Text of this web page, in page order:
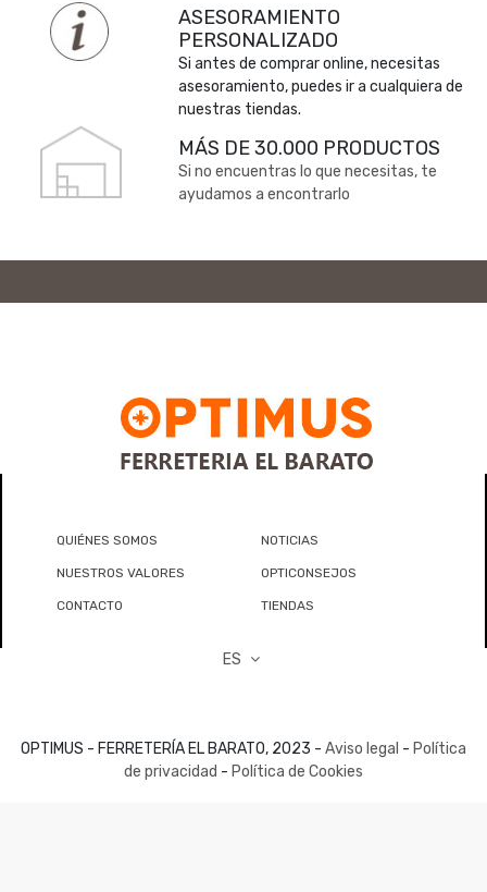
ASESORAMIENTO
PERSONALIZADO
Si antes de comprar online, necesitas
asesoramiento, puedes ir a cualquiera de
nuestras tiendas.
MÁS DE 30.000 PRODUCTOS
Si no encuentras lo que necesitas, te
ayudamos a encontrarlo
QUIÉNES SOMOS NOTICIAS
NUESTROS VALORES OPTICONSEJOS
CONTACTO TIENDAS
ES
OPTIMUS - FERRETERÍA EL BARATO, 2023 - Aviso legal - Política
de privacidad - Política de Cookies